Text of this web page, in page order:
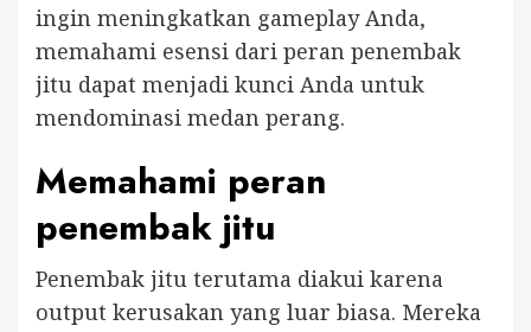
ingin meningkatkan gameplay Anda,
memahami esensi dari peran penembak
jitu dapat menjadi kunci Anda untuk
mendominasi medan perang.
Memahami peran
penembak jitu
Penembak jitu terutama diakui karena
output kerusakan yang luar biasa. Mereka